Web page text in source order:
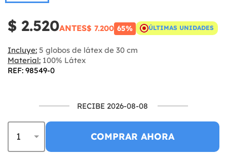
$ 2.520ANTES$ 7.200 65% ÚLTIMAS UNIDADES
Incluye: 5 globos de látex de 30 cm
Material: 100% Látex
REF: 98549-0
RECIBE 2026-08-08
COMPRAR AHORA